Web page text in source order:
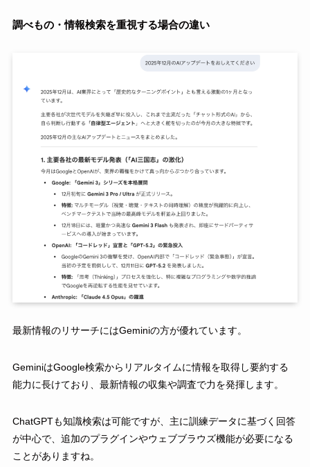
調べもの・情報検索を重視する場合の違い
最新情報のリサーチにはGeminiの方が優れています。
GeminiはGoogle検索からリアルタイムに情報を取得し要約する
能力に長けており、最新情報の収集や調査で力を発揮します。
ChatGPTも知識検索は可能ですが、主に訓練データに基づく回答
が中心で、追加のプラグインやウェブブラウズ機能が必要になる
ことがありますね。